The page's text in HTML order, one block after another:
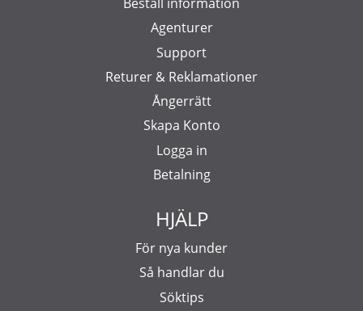
Agenturer
Support
Returer & Reklamationer
Ångerrätt
Skapa Konto
Logga in
Betalning
HJÄLP
För nya kunder
Så handlar du
Söktips